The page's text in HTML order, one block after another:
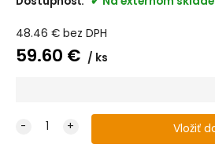
48.46 € bez DPH
59.60 € ks